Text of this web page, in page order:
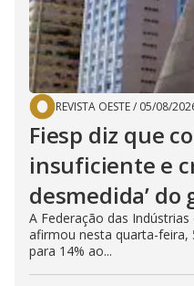
REVISTA OESTE/ 05/08/
Fiesp diz que
insuficiente e
desmedida’ do
A Federação das
afirmou nesta quarta-feira,
para 14% ao...